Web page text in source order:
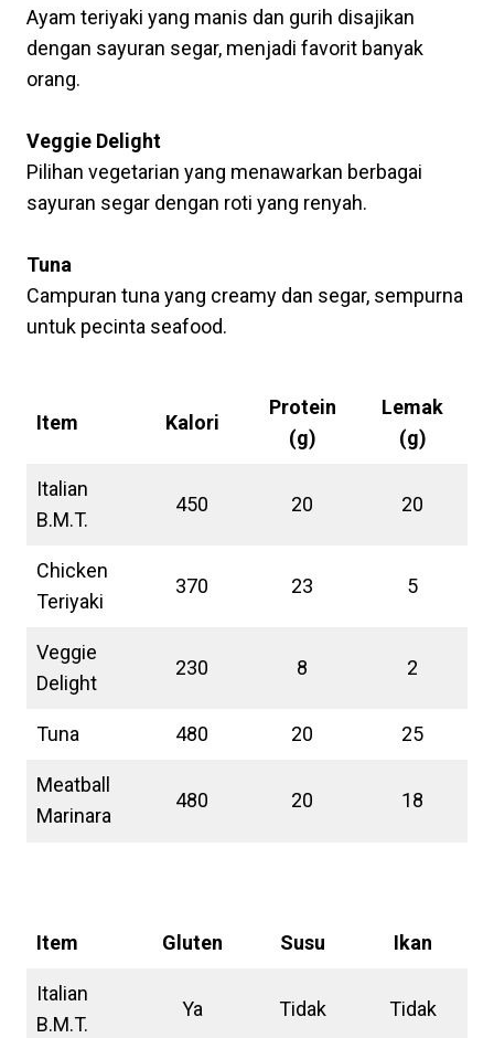
Ayam teriyaki yang manis dan gurih disajikan
dengan sayuran segar, menjadi favorit banyak
orang.
Veggie Delight
Pilihan vegetarian yang menawarkan berbagai
sayuran segar dengan roti yang renyah.
Tuna
Campuran tuna yang creamy dan segar, sempurna
untuk pecinta seafood.
Item Kalori
Protein
(g)
Lemak
(g)
Italian
B.M.T.
450 20 20
Chicken
Teriyaki
370 23 5
Veggie
Delight
230 8 2
Tuna 480 20 25
Meatball
Marinara
480 20 18
Item Gluten Susu Ikan
Italian
B.M.T.
Ya Tidak Tidak